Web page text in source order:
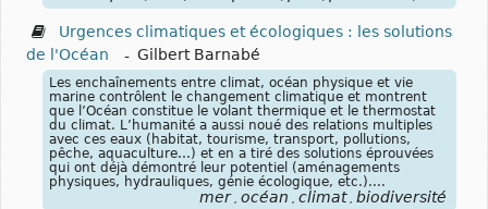
Urgences climatiques et écologiques : les solutions
de l'Océan
- Gilbert Barnabé
Les enchaînements entre climat, océan physique et vie
marine contrôlent le changement climatique et montrent
que l’Océan constitue le volant thermique et le thermostat
du climat. L’humanité a aussi noué des relations multiples
avec ces eaux (habitat, tourisme, transport, pollutions,
pêche, aquaculture…) et en a tiré des solutions éprouvées
qui ont déjà démontré leur potentiel (aménagements
physiques, hydrauliques, génie écologique, etc.)....
mer , océan , climat , biodiversité